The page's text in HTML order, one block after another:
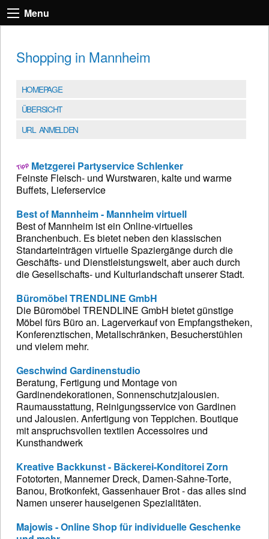
Menu
Shopping in Mannheim
HOMEPAGE
ÜBERSICHT
URL ANMELDEN
Metzgerei Partyservice Schlenker
Feinste Fleisch- und Wurstwaren, kalte und warme
Buffets, Lieferservice
Best of Mannheim - Mannheim virtuell
Best of Mannheim ist ein Online-virtuelles
Branchenbuch. Es bietet neben den klassischen
Standarteinträgen virtuelle Spaziergänge durch die
Geschäfts- und Dienstleistungswelt, aber auch durch
die Gesellschafts- und Kulturlandschaft unserer Stadt.
Büromöbel TRENDLINE GmbH
Die Büromöbel TRENDLINE GmbH bietet günstige
Möbel fürs Büro an. Lagerverkauf von Empfangstheken,
Konferenztischen, Metallschränken, Besucherstühlen
und vielem mehr.
Geschwind Gardinenstudio
Beratung, Fertigung und Montage von
Gardinendekorationen, Sonnenschutzjalousien.
Raumausstattung, Reinigungsservice von Gardinen
und Jalousien. Anfertigung von Teppichen. Boutique
mit anspruchsvollen textilen Accessoires und
Kunsthandwerk
Kreative Backkunst - Bäckerei-Konditorei Zorn
Fototorten, Mannemer Dreck, Damen-Sahne-Torte,
Banou, Brotkonfekt, Gassenhauer Brot - das alles sind
Namen unserer hauseigenen Spezialitäten.
Majowis - Online Shop für individuelle Geschenke